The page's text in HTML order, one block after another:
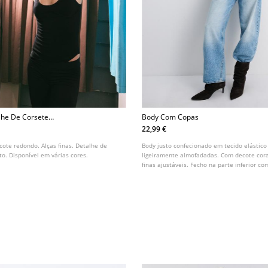
De Corsete
redondo. Alças finas. Detalhe de
Disponível em várias cores.
Body Com Copas
22,99 €
Body justo confecionado em tecido
ligeiramente almofadadas. Com decote
finas ajustáveis. Fecho na parte inferior